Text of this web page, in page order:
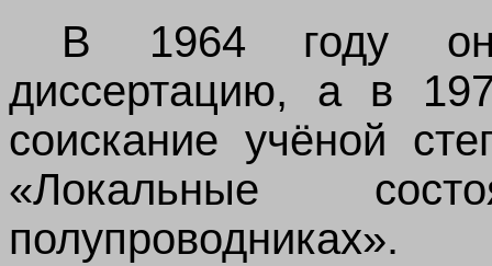
В 1964 году он
диссертацию, а в
соискание учёной
«Локальные
полупроводниках».